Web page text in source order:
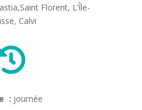
Florent, L’Île-
Calvi
: journée